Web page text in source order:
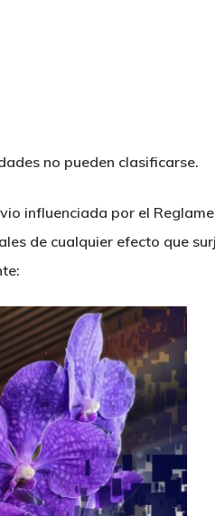
no pueden clasificarse.
influenciada por el
de cualquier efecto que